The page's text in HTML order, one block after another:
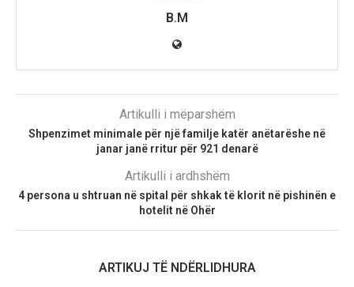
B.M
Artikulli i mëparshëm
Shpenzimet minimale për një familje katër anëtarëshe në
janar janë rritur për 921 denarë
Artikulli i ardhshëm
4 persona u shtruan në spital për shkak të klorit në pishinën e
hotelit në Ohër
ARTIKUJ TË NDËRLIDHURA